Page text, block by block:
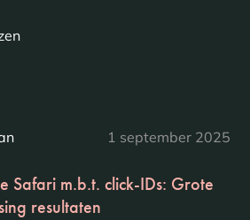
1 september 2025
Safari m.b.t. click-IDs: Grote
resultaten